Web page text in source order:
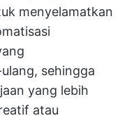
menyelamatkan
sehingga
yang lebih
atau